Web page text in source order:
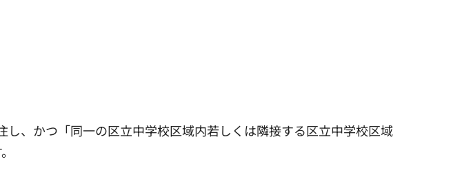
、かつ「同一の区立中学校区域内若しくは隣接する区立中学校区域